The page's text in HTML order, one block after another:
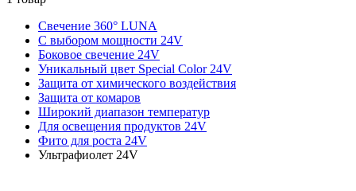
Свечение 360° LUNA
С выбором мощности 24V
Боковое свечение 24V
Уникальный цвет Special Color 24V
Защита от химического воздействия
Защита от комаров
Широкий диапазон температур
Для освещения продуктов 24V
Фито для роста 24V
Ультрафиолет 24V